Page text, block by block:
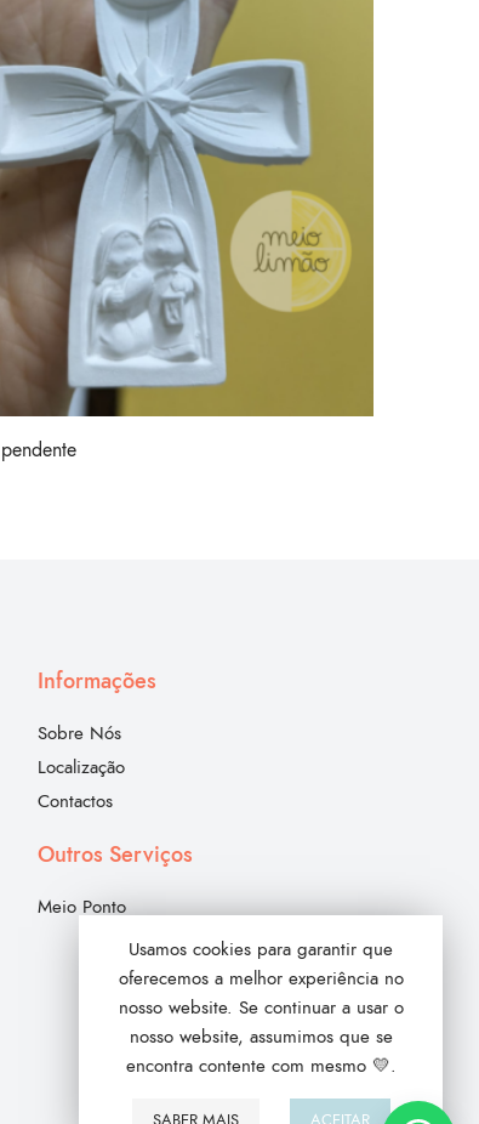
Informações
Sobre Nós
Localização
Contactos
Outros Serviços
Meio Ponto
Usamos cookies para garantir que
oferecemos a melhor experiência no
nosso website. Se continuar a usar o
nosso website, assumimos que se
encontra contente com mesmo 💛.